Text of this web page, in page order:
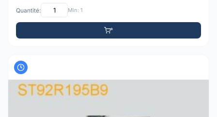
Quantité: Min: 1